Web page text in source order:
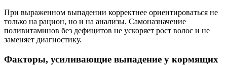
При выраженном выпадении корректнее ориентироваться не
только на рацион, но и на анализы. Самоназначение
поливитаминов без дефицитов не ускоряет рост волос и не
заменяет диагностику.
Факторы, усиливающие выпадение у кормящих